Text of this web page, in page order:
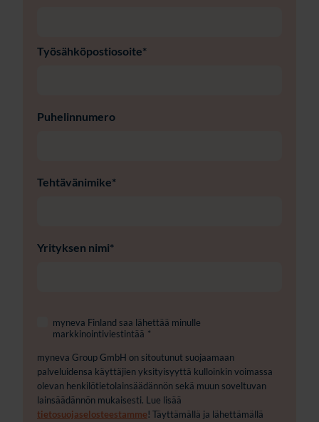
Työsähköpostiosoite*
Puhelinnumero
Tehtävänimike*
Yrityksen nimi*
myneva Finland saa lähettää minulle
markkinointiviestintää *
myneva Group GmbH on sitoutunut suojaamaan
palveluidensa käyttäjien yksityisyyttä kulloinkin voimassa
olevan henkilötietolainsäädännön sekä muun soveltuvan
lainsäädännön mukaisesti. Lue lisää
tietosuojaselosteestamme! Täyttämällä ja lähettämällä